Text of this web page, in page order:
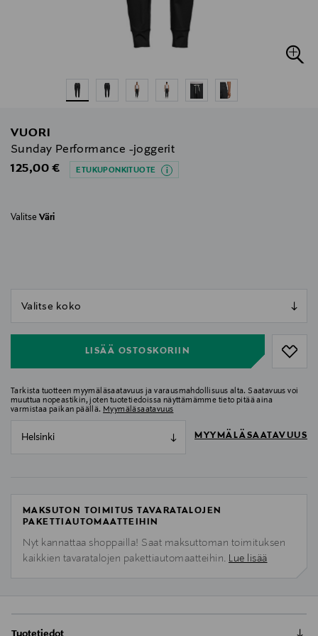
VUORI
Sunday Performance -joggerit
Original Price
125,00 € ETUKUPONKITUOTE
Valitse Väri
LISÄÄ OSTOSKORIIN
Tarkista tuotteen myymäläsaatavuus ja varausmahdollisuus alta. Saatavuus voi
muuttua nopeastikin, joten tuotetiedoissa näyttämämme tieto pitää aina
varmistaa paikan päällä. Myymäläsaatavuus
Helsinki MYYMÄLÄSAATAVUUS
MAKSUTON TOIMITUS TAVARATALOJEN
PAKETTIAUTOMAATTEIHIN
Nyt kannattaa shoppailla! Saat maksuttoman toimituksen
kaikkien tavaratalojen pakettiautomaatteihin. Lue lisää